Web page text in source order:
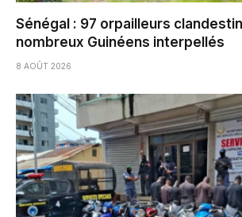
Sénégal : 97 orpailleurs
nombreux Guinéens interpellés
8 AOÛT 2026